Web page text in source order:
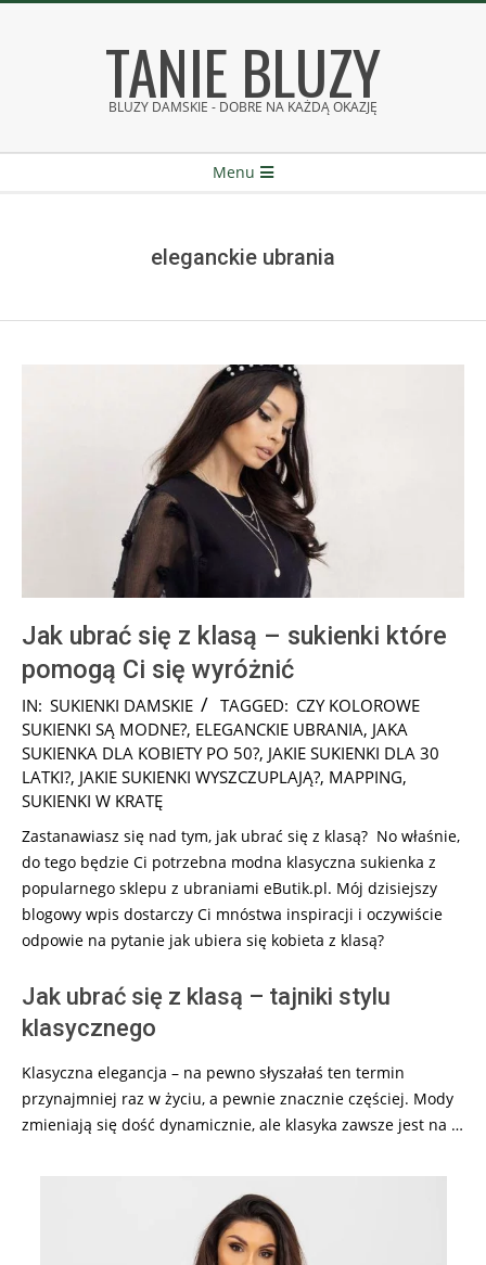
TANIE BLUZY
BLUZY DAMSKIE - DOBRE NA KAŻDĄ OKAZJĘ
Menu
eleganckie ubrania
Jak ubrać się z klasą – sukienki które
pomogą Ci się wyróżnić
2026-
05-
02
IN: SUKIENKI DAMSKIE TAGGED: CZY KOLOROWE
SUKIENKI SĄ MODNE?, ELEGANCKIE UBRANIA, JAKA
SUKIENKA DLA KOBIETY PO 50?, JAKIE SUKIENKI DLA 30
LATKI?, JAKIE SUKIENKI WYSZCZUPLAJĄ?, MAPPING,
SUKIENKI W KRATĘ
Zastanawiasz się nad tym, jak ubrać się z klasą? No właśnie,
do tego będzie Ci potrzebna modna klasyczna sukienka z
popularnego sklepu z ubraniami eButik.pl. Mój dzisiejszy
blogowy wpis dostarczy Ci mnóstwa inspiracji i oczywiście
odpowie na pytanie jak ubiera się kobieta z klasą?
Jak ubrać się z klasą – tajniki stylu
klasycznego
Klasyczna elegancja – na pewno słyszałaś ten termin
przynajmniej raz w życiu, a pewnie znacznie częściej. Mody
zmieniają się dość dynamicznie, ale klasyka zawsze jest na …